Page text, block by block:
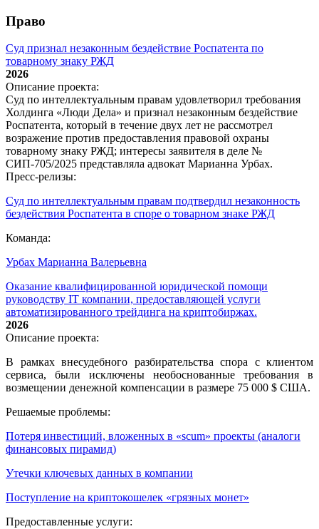
Право
Суд признал незаконным бездействие Роспатента по
товарному знаку РЖД
2026
Описание проекта:
Суд по интеллектуальным правам удовлетворил требования
Холдинга «Люди Дела» и признал незаконным бездействие
Роспатента, который в течение двух лет не рассмотрел
возражение против предоставления правовой охраны
товарному знаку РЖД; интересы заявителя в деле №
СИП‑705/2025 представляла адвокат Марианна Урбах.
Пресс-релизы:
Суд по интеллектуальным правам подтвердил незаконность
бездействия Роспатента в споре о товарном знаке РЖД
Команда:
Урбах Марианна Валерьевна
Оказание квалифицированной юридической помощи
руководству IT компании, предоставляющей услуги
автоматизированного трейдинга на криптобиржах.
2026
Описание проекта:
В рамках внесудебного разбирательства спора с клиентом
сервиса, были исключены необоснованные требования в
возмещении денежной компенсации в размере 75 000 $ США.
Решаемые проблемы:
Потеря инвестиций, вложенных в «scum» проекты (аналоги
финансовых пирамид)
Утечки ключевых данных в компании
Поступление на криптокошелек «грязных монет»
Предоставленные услуги: